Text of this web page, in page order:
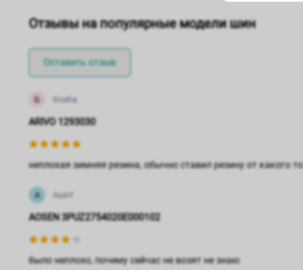
Отзывы на популярные модели шин
Оставить отзыв
G Gosha
ARIVO 1293030
неплохая зимняя резина, обычно ставил резину от какого
А Ашот
AOSEN 3PUZ2754020E000102
было неплохо, почему сейчас не возят не знаю